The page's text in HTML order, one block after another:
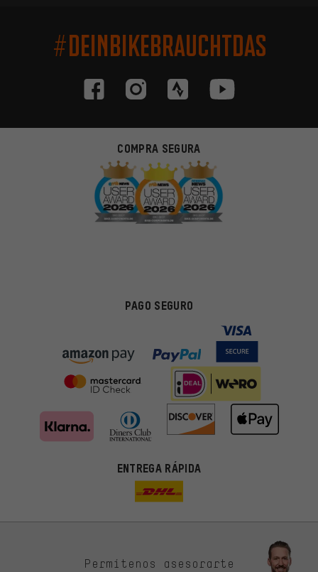
#DEINBIKEBRAUCHTDAS
COMPRA SEGURA
PAGO SEGURO
ENTREGA RÁPIDA
Permítenos asesorarte